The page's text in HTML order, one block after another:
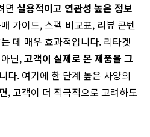
면 실용적이고 연관성 높은 정보
가이드, 스펙 비교표, 리뷰 콘텐
데 매우 효과적입니다. 리타겟
닌,고객이 실제로 본 제품을 그
다. 여기에 한 단계 높은 사양의
, 고객이 더 적극적으로 고려하도